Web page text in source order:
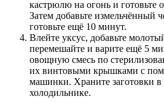
кастрюлю на огонь и
Затем добавьте измельчённый
готовьте ещё 10 минут.
Влейте уксус, добавьте
перемешайте и варите ещё 5
овощную смесь по
их винтовыми крышками с
машинки. Храните заготовки в
холодильнике.